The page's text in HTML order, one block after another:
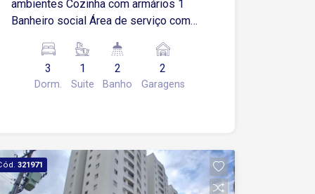
ambientes Cozinha com armários 1
Banheiro social Área de serviço com
3
Dorm.
1
Suite
2
Banho
2
Garagens
321971